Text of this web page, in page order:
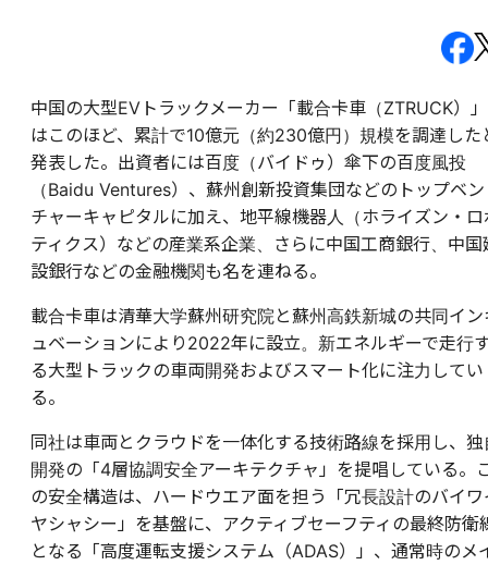
中国の大型EVトラックメーカー「載合卡車（ZTRUCK）」
はこのほど、累計で10億元（約230億円）規模を調達した
発表した。出資者には百度（バイドゥ）傘下の百度風投
（Baidu Ventures）、蘇州創新投資集団などのトップベン
チャーキャピタルに加え、地平線機器人（ホライズン・ロ
ティクス）などの産業系企業、さらに中国工商銀行、中国
設銀行などの金融機関も名を連ねる。
載合卡車は清華大学蘇州研究院と蘇州高鉄新城の共同イン
ュベーションにより2022年に設立。新エネルギーで走行
る大型トラックの車両開発およびスマート化に注力してい
る。
同社は車両とクラウドを一体化する技術路線を採用し、独
開発の「4層協調安全アーキテクチャ」を提唱している。
の安全構造は、ハードウエア面を担う「冗長設計のバイワ
ヤシャシー」を基盤に、アクティブセーフティの最終防衛
となる「高度運転支援システム（ADAS）」、通常時のメ